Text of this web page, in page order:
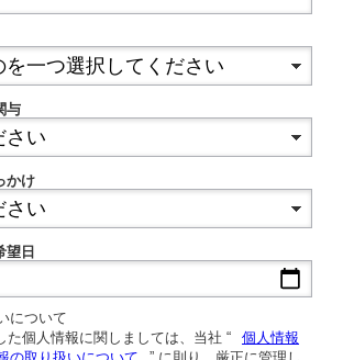
与
かけ
望日
について
た個人情報に関しましては、当社 “
個人情報